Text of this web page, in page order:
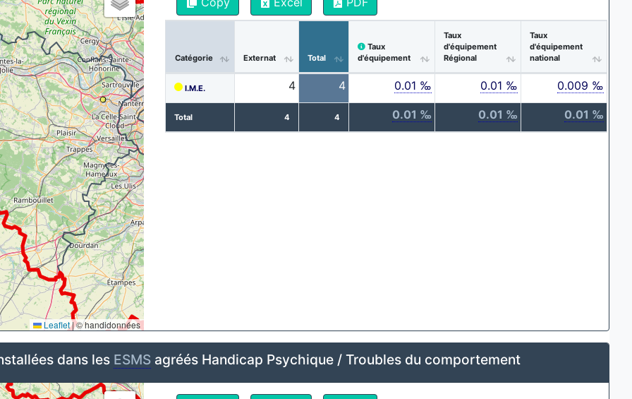
Leaflet|© handidonnées
Catégorie Externat Total
Taux
d'équipement
Taux
d'équipement
Régional
Taux
d'équipement
national
I.M.E. 4 4 0.01 ‰ 0.01 ‰ 0.009 ‰
Total 4 4 0.01 ‰ 0.01 ‰ 0.01 ‰
dans les ESMS agréés Handicap Psychique / Troubles du comportement